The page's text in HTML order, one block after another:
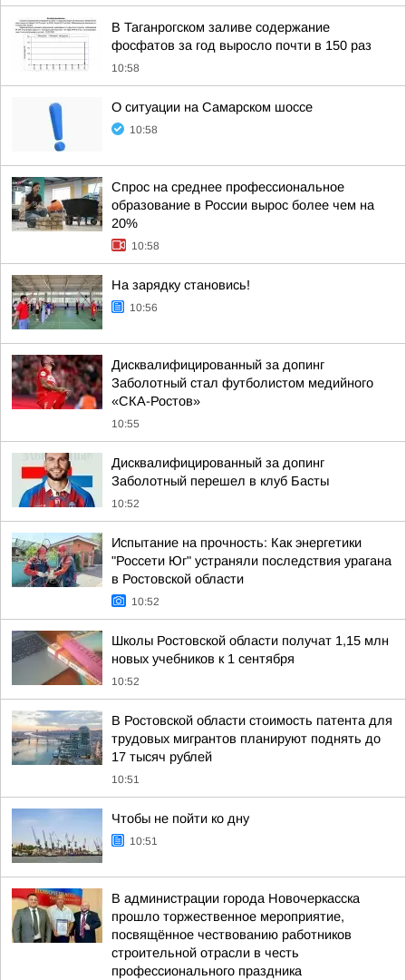
В Таганрогском заливе содержание
фосфатов за год выросло почти в 150 раз
10:58
О ситуации на Самарском шоссе
10:58
Спрос на среднее профессиональное
образование в России вырос более чем на
20%
10:58
На зарядку становись!
10:56
Дисквалифицированный за допинг
Заболотный стал футболистом медийного
«СКА-Ростов»
10:55
Дисквалифицированный за допинг
Заболотный перешел в клуб Басты
10:52
Испытание на прочность: Как энергетики
"Россети Юг" устраняли последствия урагана
в Ростовской области
10:52
Школы Ростовской области получат 1,15 млн
новых учебников к 1 сентября
10:52
В Ростовской области стоимость патента для
трудовых мигрантов планируют поднять до
17 тысяч рублей
10:51
Чтобы не пойти ко дну
10:51
В администрации города Новочеркасска
прошло торжественное мероприятие,
посвящённое чествованию работников
строительной отрасли в честь
профессионального праздника